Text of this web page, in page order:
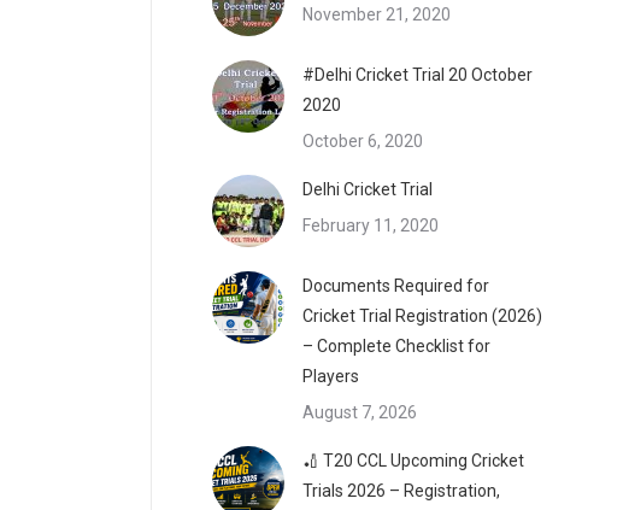
November 21, 2020
#Delhi Cricket Trial 20 October
2020
October 6, 2020
Delhi Cricket Trial
February 11, 2020
Documents Required for
Cricket Trial Registration (2026)
– Complete Checklist for
Players
August 7, 2026
🏏 T20 CCL Upcoming Cricket
Trials 2026 – Registration,